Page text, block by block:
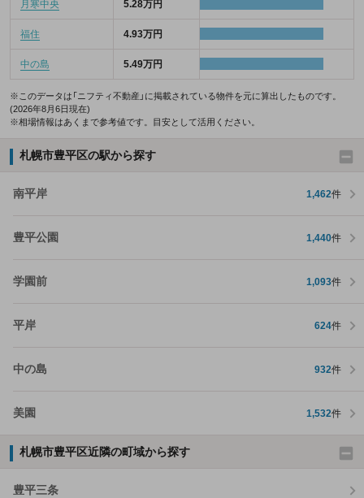
月寒中央 5.28万円
福住 4.93万円
中の島 5.49万円
※このデータは「ニフティ不動産」に掲載されている物件を元に算出したものです。
(2026年8月6日現在)
※相場情報はあくまで参考値です。目安として活用ください。
札幌市豊平区の駅から探す
南平岸 1,462件
豊平公園 1,440件
学園前 1,093件
平岸 624件
中の島 932件
美園 1,532件
札幌市豊平区近隣の町域から探す
豊平三条